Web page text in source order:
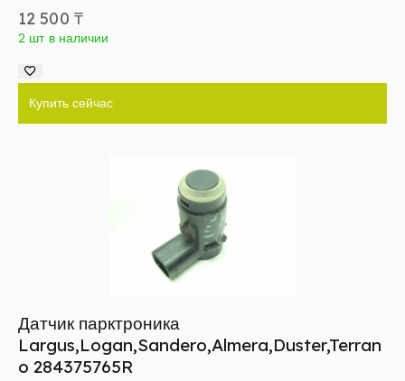
12 500 ₸
2 шт в наличии
Купить сейчас
Датчик парктроника
Largus,Logan,Sandero,Almera,Duster,Terran
o 284375765R